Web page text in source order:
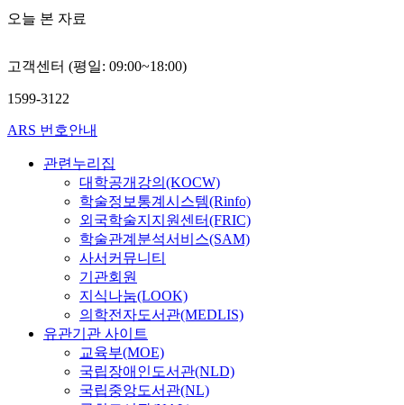
오늘 본 자료
고객센터 (평일: 09:00~18:00)
1599-3122
ARS 번호안내
관련누리집
대학공개강의(KOCW)
학술정보통계시스템(Rinfo)
외국학술지지원센터(FRIC)
학술관계분석서비스(SAM)
사서커뮤니티
기관회원
지식나눔(LOOK)
의학전자도서관(MEDLIS)
유관기관 사이트
교육부(MOE)
국립장애인도서관(NLD)
국립중앙도서관(NL)